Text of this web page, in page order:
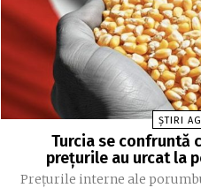
ȘTIRI
Turcia se confruntă
prețurile au urcat la
Prețurile interne ale